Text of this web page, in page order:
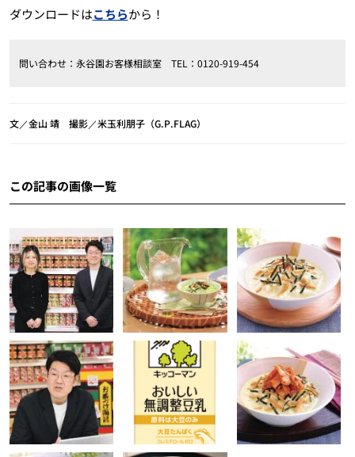
ダウンロードはこちらから！
問い合わせ：永谷園お客様相談室 TEL：0120-919-454
文／金山 靖 撮影／米玉利朋子（G.P.FLAG）
この記事の画像一覧